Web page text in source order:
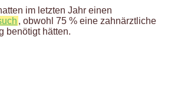
im letzten Jahr einen
, obwohl 75 % eine zahnärztliche
benötigt hätten.